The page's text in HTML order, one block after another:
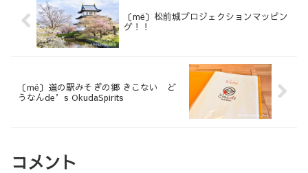
〔më〕松前城プロジェクションマッピン
グ！！
〔më〕道の駅みそぎの郷 きこない ど
うなんde’s OkudaSpirits
コメント